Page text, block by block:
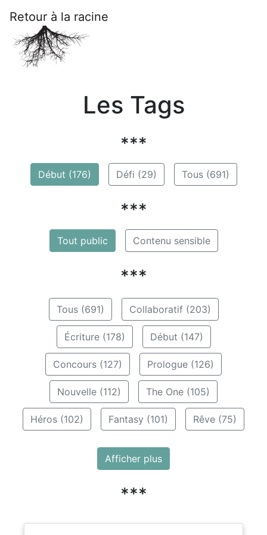
Retour à la racine
Les Tags
***
Début (176) Défi (29) Tous (691)
***
Tout public Contenu sensible
***
Tous (691) Collaboratif (203)
Écriture (178) Début (147)
Concours (127) Prologue (126)
Nouvelle (112) The One (105)
Héros (102) Fantasy (101) Rêve (75)
Afficher plus
***